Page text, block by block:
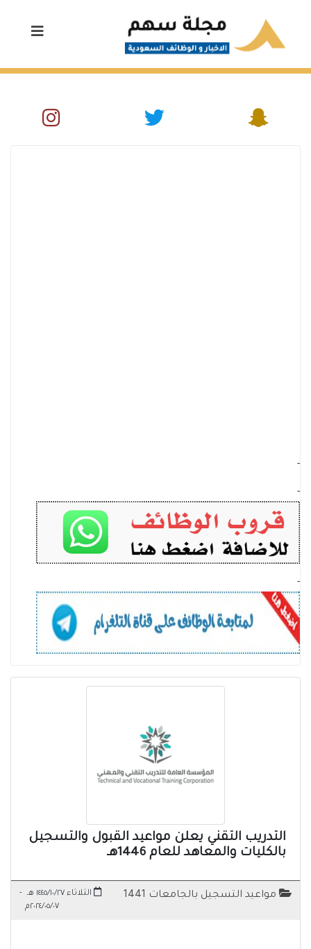
-
-
-
التدريب التقني يعلن مواعيد القبول والتسجيل
بالكليات والمعاهد للعام 1446هـ
مواعيد التسجيل بالجامعات 1441 الثلاثاء ١٤٤٥/١٠/٢٧ هـ
-
٢٠٢٤/٠٥/٠٧م